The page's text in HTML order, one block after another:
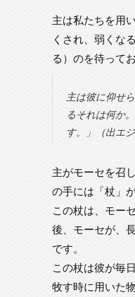
主は私たちを用
くされ、弱くな
る）のを待って
主は彼に仰せ
るそれは何か
す。」（出エ
主がモーセを召
の手には「杖」
この杖は、モー
後、モーセが、
です。
この杖は彼が毎
牧す時に用いた